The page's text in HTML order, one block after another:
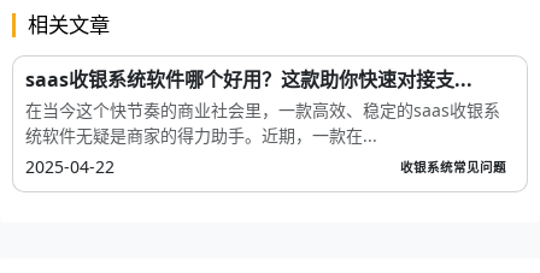
相关文章
saas收银系统软件哪个好用？这款助你快速对接支...
在当今这个快节奏的商业社会里，一款高效、稳定的saas收银系
统软件无疑是商家的得力助手。近期，一款在...
2025-04-22
收银系统常见问题